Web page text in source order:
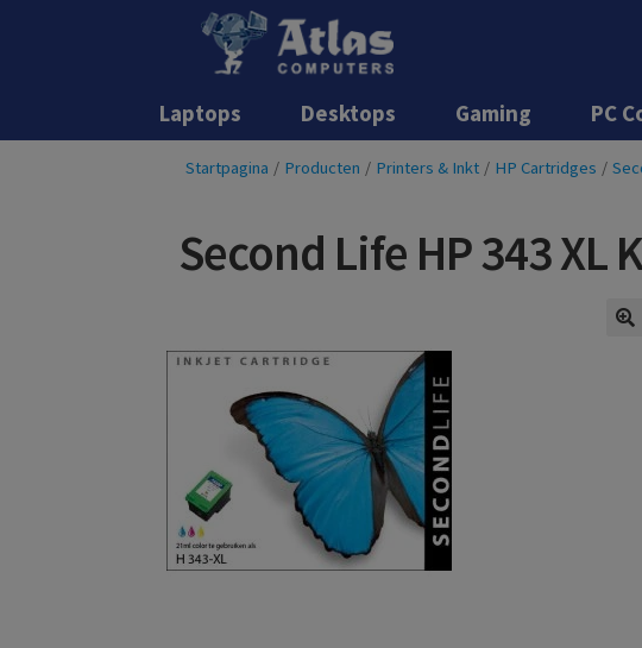
Laptops Desktops Gaming PC
Startpagina / Producten / Printers & Inkt / HP Cartridges /
Second Life HP 343 XL